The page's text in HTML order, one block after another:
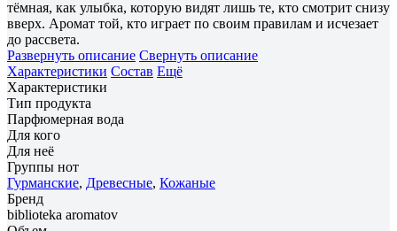
тёмная, как улыбка, которую видят лишь те, кто смотрит снизу
вверх. Аромат той, кто играет по своим правилам и исчезает
до рассвета.
Развернуть описание Свернуть описание
Характеристики Состав Ещё
Характеристики
Тип продукта
Парфюмерная вода
Для кого
Для неё
Группы нот
Гурманские, Древесные, Кожаные
Бренд
biblioteka aromatov